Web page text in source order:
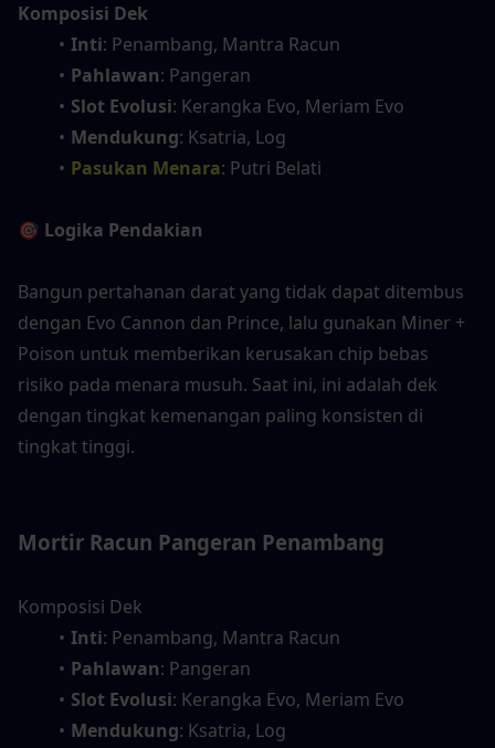
Komposisi Dek
Inti: Penambang, Mantra Racun
Pahlawan: Pangeran
Slot Evolusi: Kerangka Evo, Meriam Evo
Mendukung: Ksatria, Log
Pasukan Menara: Putri Belati
🎯 Logika Pendakian
Bangun pertahanan darat yang tidak dapat ditembus
dengan Evo Cannon dan Prince, lalu gunakan Miner +
Poison untuk memberikan kerusakan chip bebas
risiko pada menara musuh. Saat ini, ini adalah dek
dengan tingkat kemenangan paling konsisten di
tingkat tinggi.
Mortir Racun Pangeran Penambang
Komposisi Dek
Inti: Penambang, Mantra Racun
Pahlawan: Pangeran
Slot Evolusi: Kerangka Evo, Meriam Evo
Mendukung: Ksatria, Log